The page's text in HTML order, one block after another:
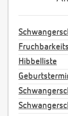
Hibbelliste